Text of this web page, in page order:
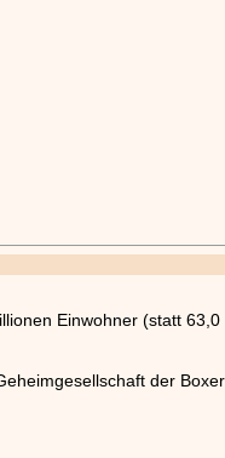
Einwohner (statt
der